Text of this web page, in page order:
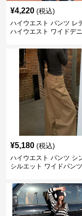
¥4,220 (税込)
ハイウエスト パンツ レ
ハイウエスト ワイドデ
¥5,180 (税込)
ハイウエスト パンツ シ
シルエット ワイドパンツ